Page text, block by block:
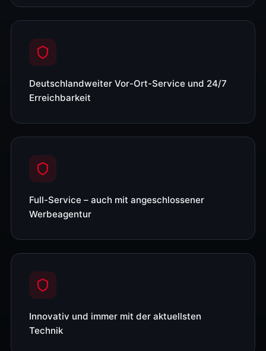
Deutschlandweiter Vor-Ort-Service und 24/7
Erreichbarkeit
Full-Service – auch mit angeschlossener
Werbeagentur
Innovativ und immer mit der aktuellsten
Technik